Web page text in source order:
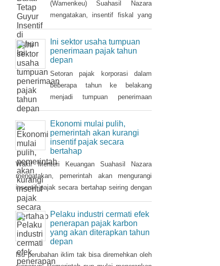
dengan sudah mulai
diterapkannya Peraturan Menteri
112/PMK.03/2022. Dalam PMK
yang menjadi aturan turunan
Peraturan Presiden Nomor 83
Tahun 2021 dan
(Wamenkeu) Suahasil Nazara
mengatakan, insentif fiskal yang
berlanjut di tahun 2023. Stimulus
fiskal itu di antaranya insentif
pajak penjualan barang mewah
ditanggung pemerintah ( PpnBM
DTP) untuk sektor otomotif
maupun insentif pajak
pemerintah (PPN DTP) untuk
sektor properti.
Ini sektor usaha tumpuan
penerimaan pajak tahun
depan
Setoran pajak korporasi dalam
beberapa tahun ke belakang
menjadi tumpuan penerimaan
pemulihan ekonomi, otoritas pajak
mulai mencari sektor usaha yang
berpotensi memberikan
sumbangsih besar di tahun depan.
Ekonomi mulai pulih,
pemerintah akan kurangi
insentif pajak secara
bertahap
Wakil Menteri Keuangan Suahasil Nazara
mengatakan, pemerintah akan mengurangi
insentif pajak secara bertahap seiring dengan
perbaikan dan pemulihan ekonomi nasional.
Pelaku industri cermati efek
penerapan pajak karbon
yang akan diterapkan tahun
depan
Isu perubahan iklim tak bisa diremehkan oleh